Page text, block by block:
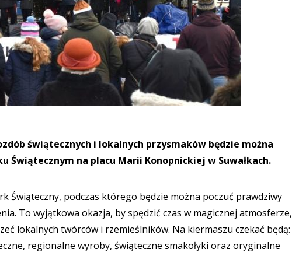
świątecznych i lokalnych przysmaków będzie można
Świątecznym na placu Marii Konopnickiej w Suwałkach.
Świąteczny, podczas którego będzie można poczuć prawdziwy
To wyjątkowa okazja, by spędzić czas w magicznej atmosferze,
lokalnych twórców i rzemieślników. Na kiermaszu czekać będą:
regionalne wyroby, świąteczne smakołyki oraz oryginalne